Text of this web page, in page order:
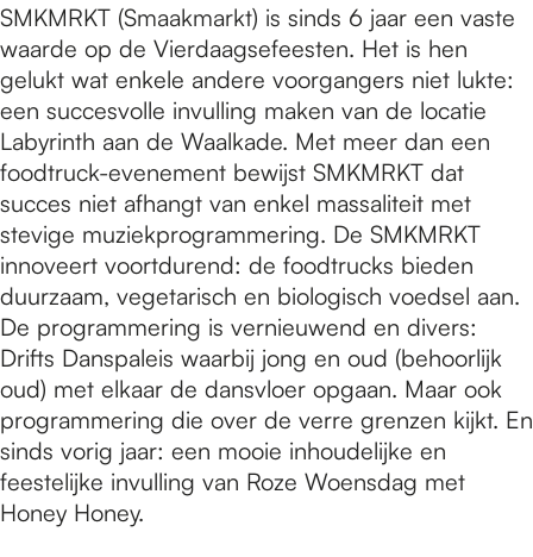
SMKMRKT (Smaakmarkt) is sinds 6 jaar een vaste
waarde op de Vierdaagsefeesten. Het is hen
gelukt wat enkele andere voorgangers niet lukte:
een succesvolle invulling maken van de locatie
Labyrinth aan de Waalkade. Met meer dan een
foodtruck-evenement bewijst SMKMRKT dat
succes niet afhangt van enkel massaliteit met
stevige muziekprogrammering. De SMKMRKT
innoveert voortdurend: de foodtrucks bieden
duurzaam, vegetarisch en biologisch voedsel aan.
De programmering is vernieuwend en divers:
Drifts Danspaleis waarbij jong en oud (behoorlijk
oud) met elkaar de dansvloer opgaan. Maar ook
programmering die over de verre grenzen kijkt. En
sinds vorig jaar: een mooie inhoudelijke en
feestelijke invulling van Roze Woensdag met
Honey Honey.